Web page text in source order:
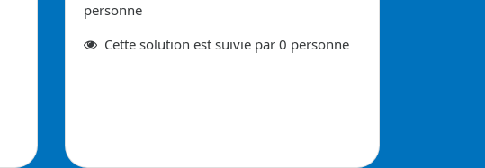
personne
Cette solution est suivie par 0 personne